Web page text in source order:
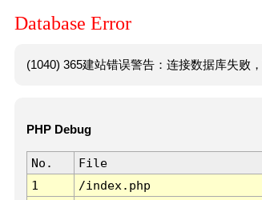
Database Error
(1040) 365建站错误警告：连接数据库失败
PHP Debug
No. File
1
/index.php